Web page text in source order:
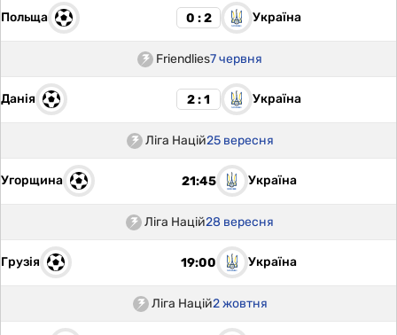
Польща 0 : 2 Україна
Friendlies7 червня
Данія 2 : 1 Україна
Ліга Націй25 вересня
Угорщина 21:45 Україна
Ліга Націй28 вересня
Грузія 19:00 Україна
Ліга Націй2 жовтня